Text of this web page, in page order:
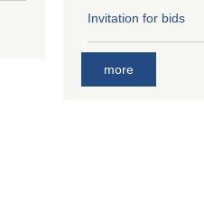
Invitation for bids
more